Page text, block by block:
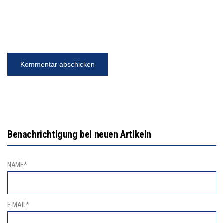
Benachrichtigung bei neuen Artikeln
NAME*
E-MAIL*